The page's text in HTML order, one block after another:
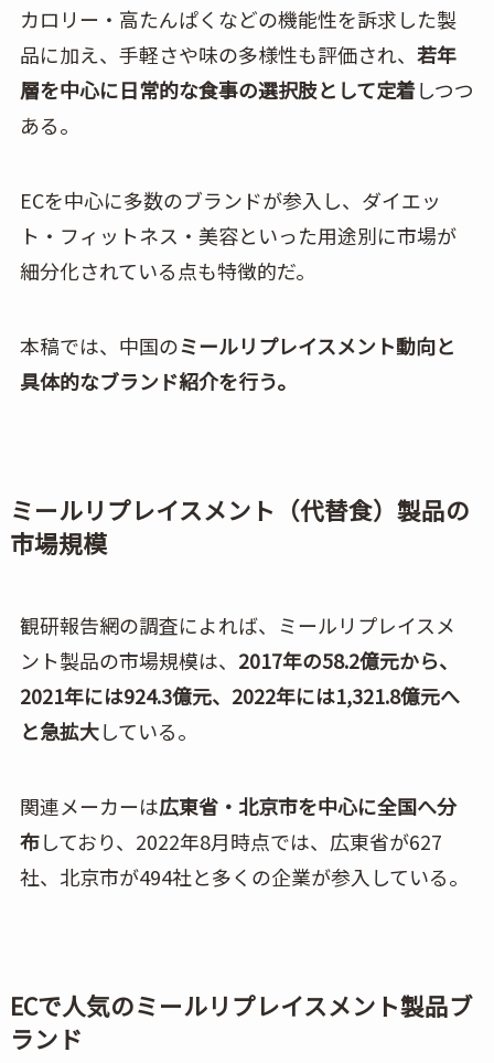
カロリー・高たんぱくなどの機能性を訴求した製
品に加え、手軽さや味の多様性も評価され、 若年
層を中心に日常的な食事の選択肢として定着しつつ
ある。
ECを中心に多数のブランドが参入し、ダイエッ
ト・フィットネス・美容といった用途別に市場が
細分化されている点も特徴的だ。
本稿では、中国のミールリプレイスメント動向と
具体的なブランド紹介を行う。
ミールリプレイスメント（代替食）製品の
市場規模
観研報告網の調査によれば、ミールリプレイスメ
ント製品の市場規模は、 2017年の58.2億元から、
2021年には924.3億元、2022年には1,321.8億元へ
と急拡大している。
関連メーカーは広東省・北京市を中心に全国へ分
布しており、2022年8月時点では、広東省が627
社、北京市が494社と多くの企業が参入している。
ECで人気のミールリプレイスメント製品ブ
ランド